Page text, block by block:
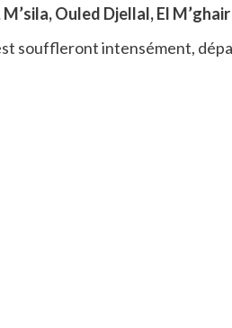
Ouled Djellal, El
souffleront intensément,